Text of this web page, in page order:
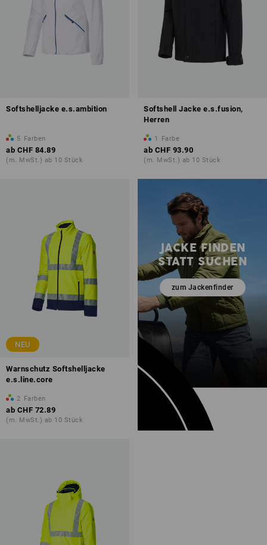
Softshelljacke e.s.ambition
5 Farben
ab CHF 84.89
(m. MwSt.) ab 10 Stück
Softshell Jacke e.s.fusion,
Herren
1 Farbe
ab CHF 93.90
(m. MwSt.) ab 10 Stück
NEU
Warnschutz Softshelljacke
e.s.line.core
2 Farben
ab CHF 72.89
(m. MwSt.) ab 10 Stück
JACKE FINDEN
STATT SUCHEN
zum Jackenfinder